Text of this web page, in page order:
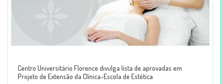
Centro Universitário Florence divulga lista de aprovadas em
Projeto de Extensão da Clínica-Escola de Estética